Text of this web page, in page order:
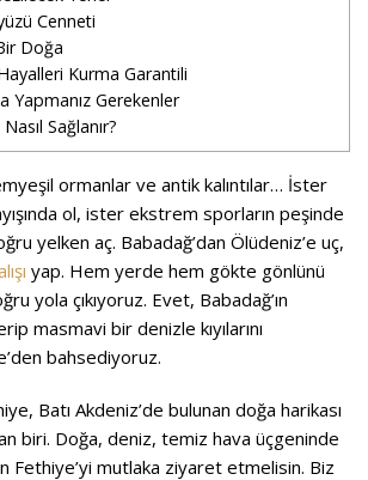
Cenneti
Doğa
Kurma Garantili
Yapmanız Gerekenler
Sağlanır?
ormanlar ve antik kalıntılar… İster
ol, ister ekstrem sporların peşinde
yelken aç. Babadağ’dan Ölüdeniz’e uç,
yap. Hem yerde hem gökte gönlünü
yola çıkıyoruz. Evet, Babadağ’ın
masmavi bir denizle kıyılarını
bahsediyoruz.
Batı Akdeniz’de bulunan doğa harikası
biri. Doğa, deniz, temiz hava üçgeninde
Fethiye’yi mutlaka ziyaret etmelisin. Biz